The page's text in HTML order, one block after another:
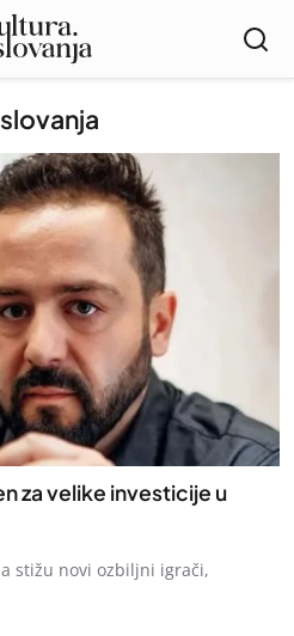
za velike investicije u
stižu novi ozbiljni igrači,